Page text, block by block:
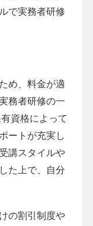
で実務者研修
め、料金が適
務者研修の一
資格によって
ートが充実し
講スタイルや
た上で、自分
の割引制度や